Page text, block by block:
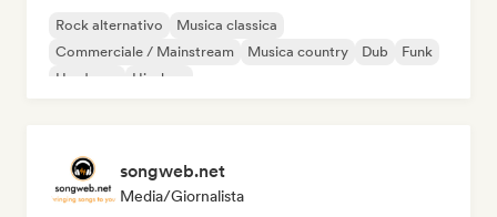
Rock alternativo
Musica classica
Commerciale / Mainstream
Musica country Dub
Funk
Hardcore
Hip-hop
songweb.net
Media/Giornalista